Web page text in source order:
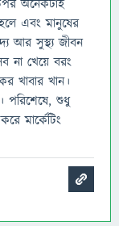
অনেকটাই
এবং মানুষের
আর সুস্থ্য জীবন
না খেয়ে বরং
খাবার খান।
পরিশেষে, শুধু
মার্কেটিং